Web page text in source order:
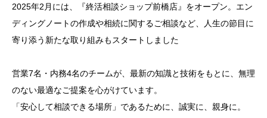
2025年2月には、『終活相談ショップ前橋店』をオープン。エン
ディングノートの作成や相続に関するご相談など、人生の節目に
寄り添う新たな取り組みもスタートしました
営業7名・内務4名のチームが、最新の知識と技術をもとに、無理
のない最適なご提案を心がけています。
「安心して相談できる場所」であるために、誠実に、親身に。